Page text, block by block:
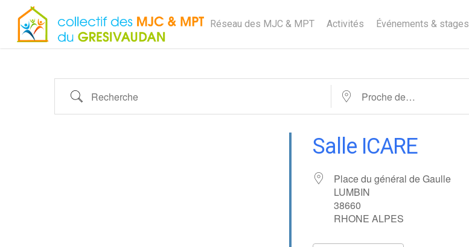
main
Réseau des MJC & MPT Activités Événements & stages
Recherche Proche de…
Salle ICARE
Place du général de Gaulle
LUMBIN
38660
RHONE ALPES
État/Pays